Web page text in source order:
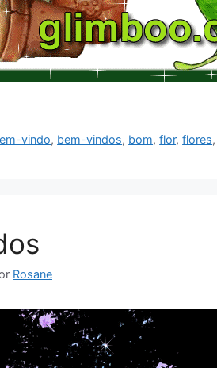
vindo, bem-vindos, bom,flor,flores,
Rosane